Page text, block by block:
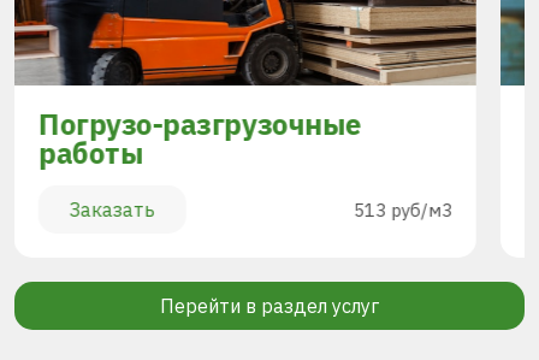
Погрузо-разгрузочные
работы
Заказать 513 руб/м3
Перейти в раздел услуг